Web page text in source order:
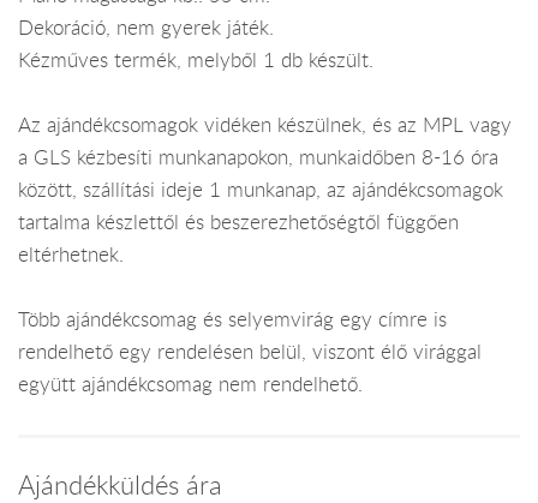
Dekoráció, nem gyerek játék.
Kézműves termék, melyből 1 db készült.
Az ajándékcsomagok vidéken készülnek, és az MPL vagy
a GLS kézbesíti munkanapokon, munkaidőben 8-16 óra
között, szállítási ideje 1 munkanap, az ajándékcsomagok
tartalma készlettől és beszerezhetőségtől függően
eltérhetnek.
Több ajándékcsomag és selyemvirág egy címre is
rendelhető egy rendelésen belül, viszont élő virággal
együtt ajándékcsomag nem rendelhető.
Ajándékküldés ára